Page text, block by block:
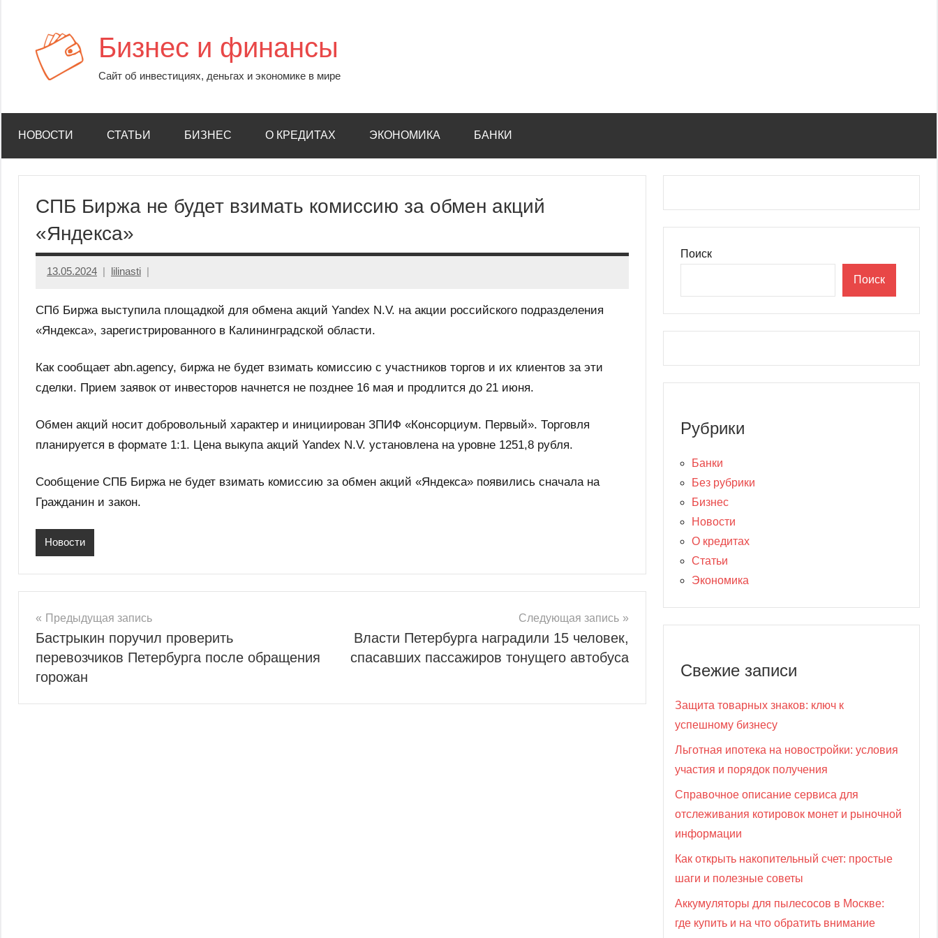
содержимому
Бизнес и финансы
Сайт об инвестициях, деньгах и экономике в мире
НОВОСТИ СТАТЬИ БИЗНЕС О КРЕДИТАХ ЭКОНОМИКА БАНКИ
СПБ Биржа не будет взимать комиссию за обмен акций
«Яндекса»
13.05.2024 lilinasti
СПб Биржа выступила площадкой для обмена акций Yandex N.V. на акции российского подразделения
«Яндекса», зарегистрированного в Калининградской области.
Как сообщает abn.agency, биржа не будет взимать комиссию с участников торгов и их клиентов за эти
сделки. Прием заявок от инвесторов начнется не позднее 16 мая и продлится до 21 июня.
Обмен акций носит добровольный характер и инициирован ЗПИФ «Консорциум. Первый». Торговля
планируется в формате 1:1. Цена выкупа акций Yandex N.V. установлена на уровне 1251,8 рубля.
Сообщение СПБ Биржа не будет взимать комиссию за обмен акций «Яндекса» появились сначала на
Гражданин и закон.
Новости
Навигация
по
записям
Предыдущая запись
Бастрыкин поручил проверить
перевозчиков Петербурга после обращения
горожан
Следующая запись
Власти Петербурга наградили 15 человек,
спасавших пассажиров тонущего автобуса
Поиск
Поиск
Рубрики
Банки
Без рубрики
Бизнес
Новости
О кредитах
Статьи
Экономика
Свежие записи
Защита товарных знаков: ключ к
успешному бизнесу
Льготная ипотека на новостройки: условия
участия и порядок получения
Справочное описание сервиса для
отслеживания котировок монет и рыночной
информации
Как открыть накопительный счет: простые
шаги и полезные советы
Аккумуляторы для пылесосов в Москве:
где купить и на что обратить внимание